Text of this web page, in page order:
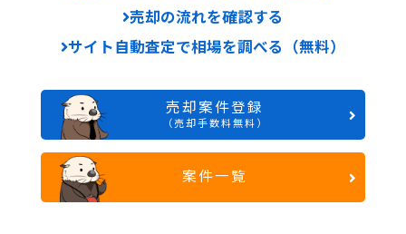
売却の流れを確認する
サイト自動査定で相場を調べる（無料）
売却案件登録
（売却手数料無料）
案件一覧